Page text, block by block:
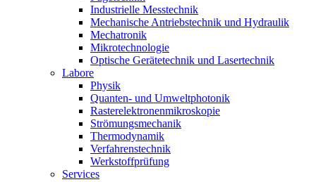
Industrielle Messtechnik
Mechanische Antriebstechnik und Hydraulik
Mechatronik
Mikrotechnologie
Optische Gerätetechnik und Lasertechnik
Labore
Physik
Quanten- und Umweltphotonik
Rasterelektronenmikroskopie
Strömungsmechanik
Thermodynamik
Verfahrenstechnik
Werkstoffprüfung
Services